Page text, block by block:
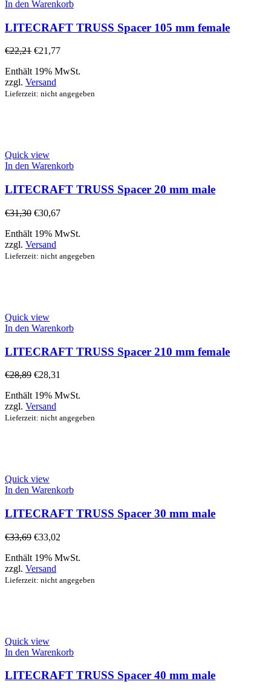
In den Warenkorb
LITECRAFT TRUSS Spacer 105 mm female
€22,21 €21,77
Enthält 19% MwSt.
zzgl. Versand
Lieferzeit: nicht angegeben
Quick view
In den Warenkorb
LITECRAFT TRUSS Spacer 20 mm male
€31,30 €30,67
Enthält 19% MwSt.
zzgl. Versand
Lieferzeit: nicht angegeben
Quick view
In den Warenkorb
LITECRAFT TRUSS Spacer 210 mm female
€28,89 €28,31
Enthält 19% MwSt.
zzgl. Versand
Lieferzeit: nicht angegeben
Quick view
In den Warenkorb
LITECRAFT TRUSS Spacer 30 mm male
€33,69 €33,02
Enthält 19% MwSt.
zzgl. Versand
Lieferzeit: nicht angegeben
Quick view
In den Warenkorb
LITECRAFT TRUSS Spacer 40 mm male